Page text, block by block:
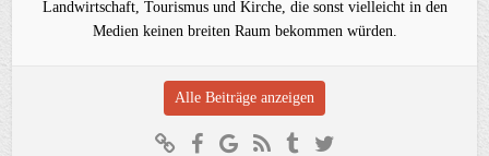
Landwirtschaft, Tourismus und Kirche, die sonst vielleicht in den
Medien keinen breiten Raum bekommen würden.
Alle Beiträge anzeigen